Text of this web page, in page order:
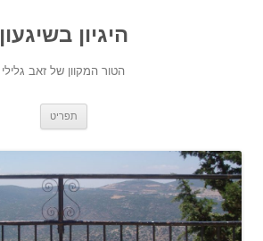
היגיון בשיגעון
הטור המקוון של זאב גלילי
תפריט